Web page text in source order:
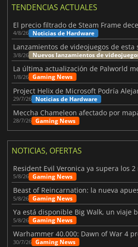
TENDENCIAS ACTUALES
4/8/26 Noticias de Hardware
3/8/26 Nuevos lanzamientos de
1/8/26 Gaming News
Project Helix de Microsoft Podría
29/7/26 Noticias de Hardware
28/7/26 Gaming News
NOTICIAS, OFERTAS
5/8/26 Gaming News
5/8/26 Gaming News
5/8/26 Gaming News
30/7/26 Gaming News